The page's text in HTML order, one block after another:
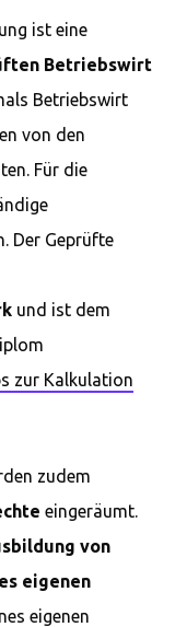
ist eine
Betriebswirt
Betriebswirt
von den
Für die
Der Geprüfte
und ist dem
zur Kalkulation
zudem
eingeräumt.
von
eigenen
eigenen